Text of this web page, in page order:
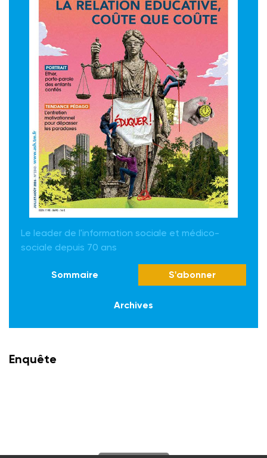
Le leader de l'information sociale et médico-
sociale depuis 70 ans
Sommaire S'abonner
Archives
Enquête